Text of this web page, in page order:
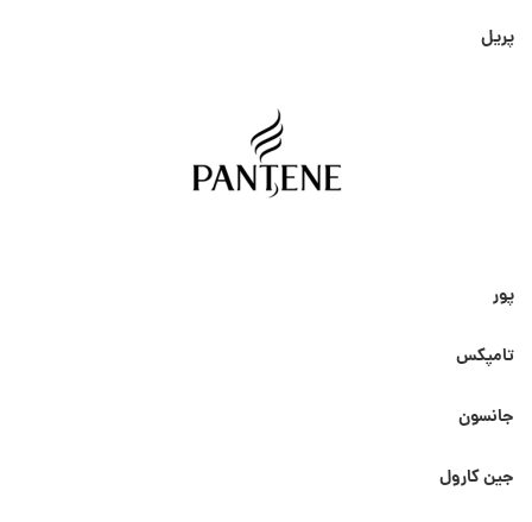
پریل
پور
تامپکس
جانسون
جین کارول